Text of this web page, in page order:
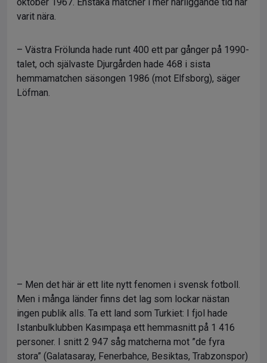
varit nära.
– Västra Frölunda hade runt 400 ett par gånger på 1990-
talet, och självaste Djurgården hade 468 i sista
hemmamatchen säsongen 1986 (mot Elfsborg), säger
Löfman.
– Men det här är ett lite nytt fenomen i svensk fotboll.
Men i många länder finns det lag som lockar nästan
ingen publik alls. Ta ett land som Turkiet: I fjol hade
Istanbulklubben Kasımpaşa ett hemmasnitt på 1 416
personer. I snitt 2 947 såg matcherna mot ”de fyra
stora” (Galatasaray, Fenerbahce, Besiktas, Trabzonspor)